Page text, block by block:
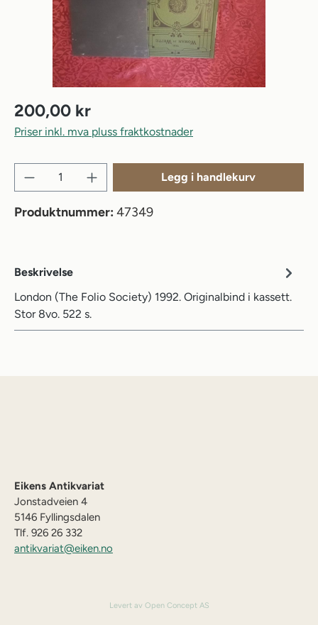
200,00 kr
Priser inkl. mva pluss fraktkostnader
Produktmengde: Angi ønsket mengde
Legg i handlekurv
Produktnummer: 47349
Beskrivelse
London (The Folio Society) 1992. Originalbind i kassett.
Stor 8vo. 522 s.
Eikens Antikvariat
Jonstadveien 4
5146 Fyllingsdalen
Tlf. 926 26 332
antikvariat@eiken.no
Levert av Open Concept AS